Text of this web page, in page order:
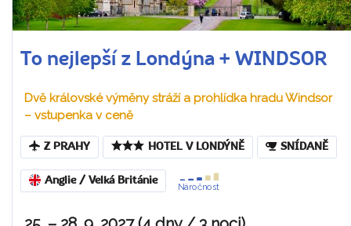
To nejlepší z Londýna + WINDSOR
Dvě královské výměny stráží a prohlídka hradu Windsor
– vstupenka v ceně
Z PRAHY HOTEL V LONDÝNĚ SNÍDANĚ
Anglie / Velká Británie
Náročnost